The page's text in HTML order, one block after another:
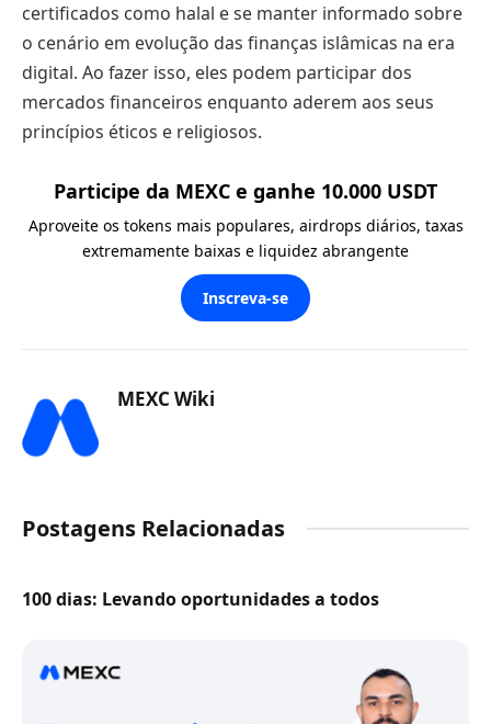
certificados como halal e se manter informado sobre
o cenário em evolução das finanças islâmicas na era
digital. Ao fazer isso, eles podem participar dos
mercados financeiros enquanto aderem aos seus
princípios éticos e religiosos.
Participe da MEXC e ganhe 10.000 USDT
Aproveite os tokens mais populares, airdrops diários, taxas
extremamente baixas e liquidez abrangente
Inscreva-se
MEXC Wiki
Postagens Relacionadas
100 dias: Levando oportunidades a todos